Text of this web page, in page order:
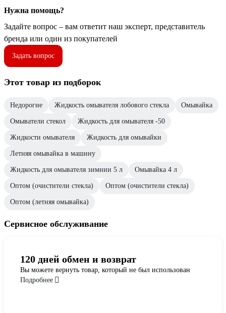
Нужна помощь?
Задайте вопрос – вам ответит наш эксперт, представитель
бренда или один из покупателей
Задать вопрос
Этот товар из подборок
Недорогие Жидкость омывателя лобового стекла Омывайка
Омыватели стекол Жидкость для омывателя -50
Жидкости омывателя Жидкость для омывайки
Летняя омывайка в машину
Жидкость для омывателя зимнии 5 л Омывайка 4 л
Оптом (очистители стекла) Оптом (очистители стекла)
Оптом (летняя омывайка)
Сервисное обслуживание
120 дней обмен и возврат
Вы можете вернуть товар, который не был использован
Подробнее